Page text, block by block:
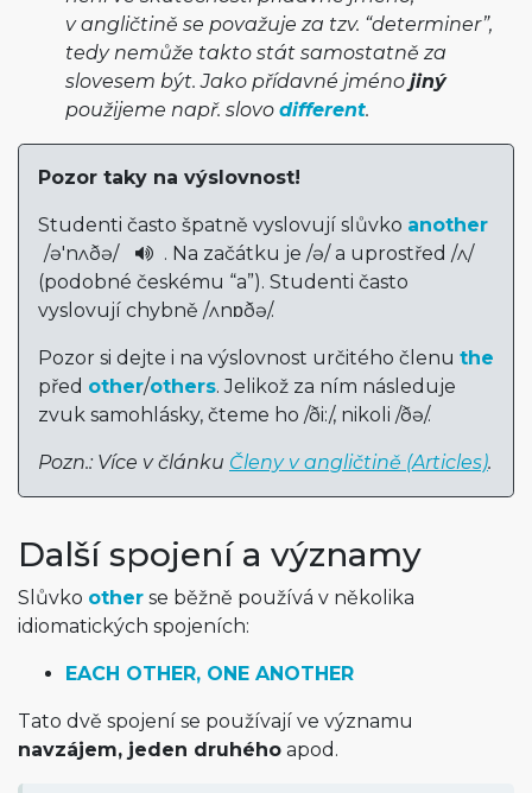
v angličtině se považuje za tzv. “determiner”,
tedy nemůže takto stát samostatně za
slovesem být. Jako přídavné jméno jiný
použijeme např. slovo different.
Pozor taky na výslovnost!
Studenti často špatně vyslovují slůvko another
/ə'nʌðə/ . Na začátku je /ə/ a uprostřed /ʌ/
(podobné českému “a”). Studenti často
vyslovují chybně /ʌnɒðə/.
Pozor si dejte i na výslovnost určitého členu the
před other/others. Jelikož za ním následuje
zvuk samohlásky, čteme ho /ði:/, nikoli /ðə/.
Pozn.: Více v článku Členy v angličtině (Articles).
Další spojení a významy
Slůvko other se běžně používá v několika
idiomatických spojeních:
EACH OTHER, ONE ANOTHER
Tato dvě spojení se používají ve významu
navzájem, jeden druhého apod.